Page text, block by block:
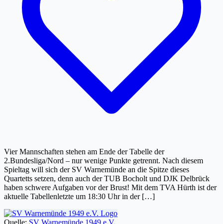
Vier Mannschaften stehen am Ende der Tabelle der
2.Bundesliga/Nord – nur wenige Punkte getrennt. Nach diesem
Spieltag will sich der SV Warnemünde an die Spitze dieses
Quartetts setzen, denn auch der TUB Bocholt und DJK Delbrück
haben schwere Aufgaben vor der Brust! Mit dem TVA Hürth ist der
aktuelle Tabellenletzte um 18:30 Uhr in der […]
Quelle: SV Warnemünde 1949 e.V.